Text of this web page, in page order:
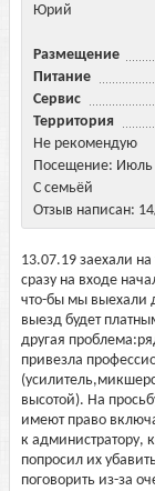
Юрий
Размещение
Питание
Сервис
Территория
Не рекомендую
Посещение: Июль
С семьёй
Отзыв написан:
13.07.19 заехали
сразу на входе
что-бы мы выехали
выезд будет
другая
привезла
высотой). На
имеют право
к администратору,
попросил их
поговорить из-за